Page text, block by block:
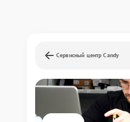
Сервисный центр Candy